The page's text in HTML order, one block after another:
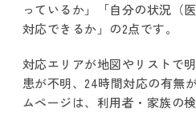
っているか」「自分の状況（
対応できるか」の2点です。
対応エリアが地図やリストで
患が不明、24時間対応の有無
ムページは、利用者・家族の